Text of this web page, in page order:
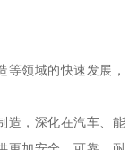
等领域的快速发展，
造，深化在汽车、能